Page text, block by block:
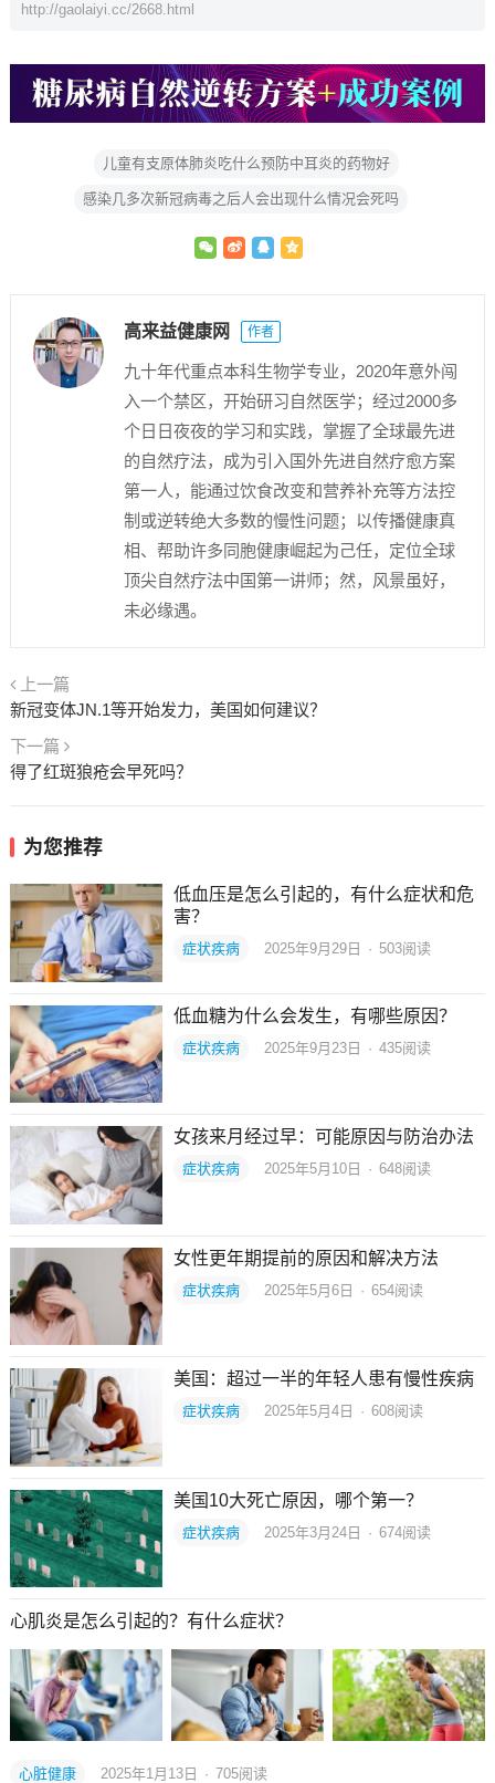
http://gaolaiyi.cc/2668.html
儿童有支原体肺炎吃什么预防中耳炎的药物好
感染几多次新冠病毒之后人会出现什么情况会死吗
高来益健康网 作者
九十年代重点本科生物学专业，2020年意外闯
入一个禁区，开始研习自然医学；经过2000多
个日日夜夜的学习和实践，掌握了全球最先进
的自然疗法，成为引入国外先进自然疗愈方案
第一人，能通过饮食改变和营养补充等方法控
制或逆转绝大多数的慢性问题；以传播健康真
相、帮助许多同胞健康崛起为己任，定位全球
顶尖自然疗法中国第一讲师；然，风景虽好，
未必缘遇。
上一篇
新冠变体JN.1等开始发力，美国如何建议？
下一篇
得了红斑狼疮会早死吗？
为您推荐
低血压是怎么引起的，有什么症状和危
害？
症状疾病 2025年9月29日 · 503阅读
低血糖为什么会发生，有哪些原因？
症状疾病 2025年9月23日 · 435阅读
女孩来月经过早：可能原因与防治办法
症状疾病 2025年5月10日 · 648阅读
女性更年期提前的原因和解决方法
症状疾病 2025年5月6日 · 654阅读
美国：超过一半的年轻人患有慢性疾病
症状疾病 2025年5月4日 · 608阅读
美国10大死亡原因，哪个第一？
症状疾病 2025年3月24日 · 674阅读
心肌炎是怎么引起的？有什么症状？
心脏健康 2025年1月13日 · 705阅读